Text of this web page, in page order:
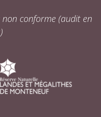
conforme (audit en